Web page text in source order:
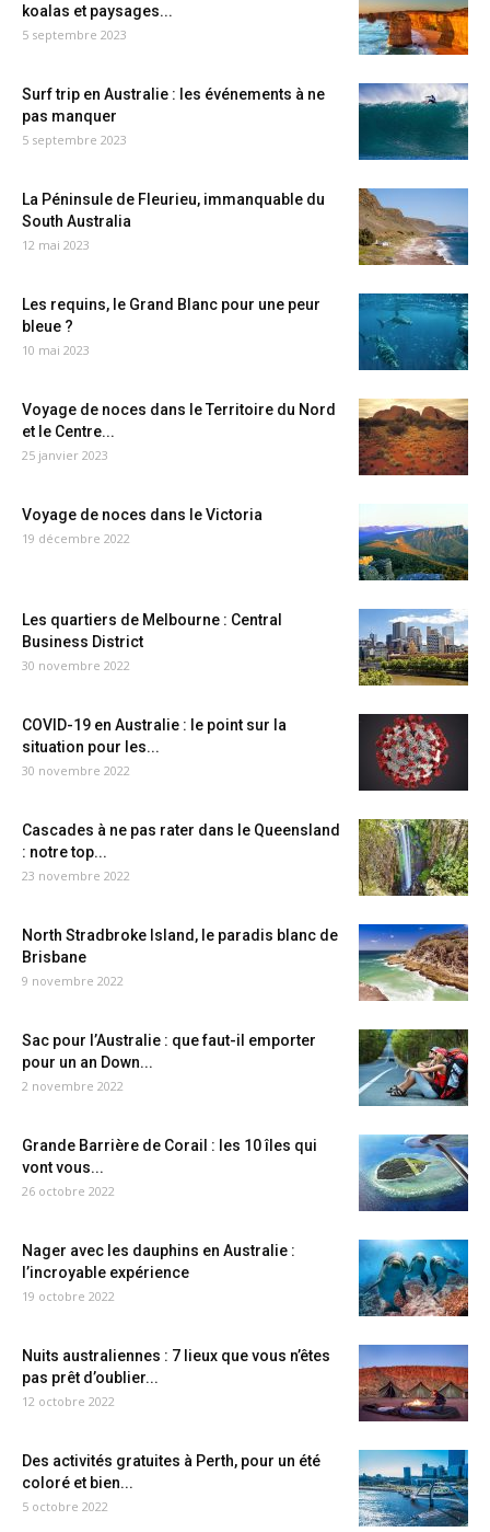
koalas et paysages...
5 septembre 2023
Surf trip en Australie : les événements à ne
pas manquer
5 septembre 2023
La Péninsule de Fleurieu, immanquable du
South Australia
12 mai 2023
Les requins, le Grand Blanc pour une peur
bleue ?
10 mai 2023
Voyage de noces dans le Territoire du Nord
et le Centre...
25 janvier 2023
Voyage de noces dans le Victoria
19 décembre 2022
Les quartiers de Melbourne : Central
Business District
30 novembre 2022
COVID-19 en Australie : le point sur la
situation pour les...
30 novembre 2022
Cascades à ne pas rater dans le Queensland
: notre top...
23 novembre 2022
North Stradbroke Island, le paradis blanc de
Brisbane
9 novembre 2022
Sac pour l’Australie : que faut-il emporter
pour un an Down...
2 novembre 2022
Grande Barrière de Corail : les 10 îles qui
vont vous...
26 octobre 2022
Nager avec les dauphins en Australie :
l’incroyable expérience
19 octobre 2022
Nuits australiennes : 7 lieux que vous n’êtes
pas prêt d’oublier...
12 octobre 2022
Des activités gratuites à Perth, pour un été
coloré et bien...
5 octobre 2022